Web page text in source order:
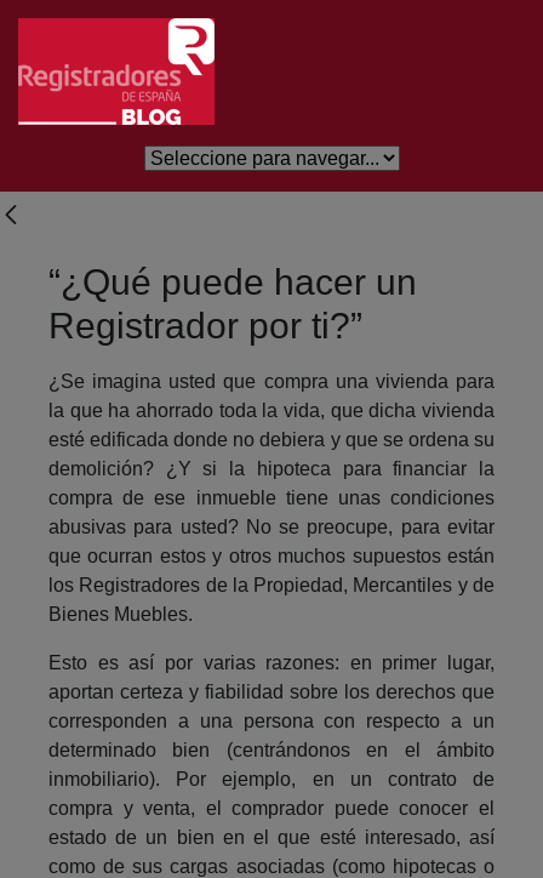
Eduki nagusira joan
“¿Qué puede hacer un
Registrador por ti?”
¿Se imagina usted que compra una vivienda para
la que ha ahorrado toda la vida, que dicha vivienda
esté edificada donde no debiera y que se ordena su
demolición? ¿Y si la hipoteca para financiar la
compra de ese inmueble tiene unas condiciones
abusivas para usted? No se preocupe, para evitar
que ocurran estos y otros muchos supuestos están
los Registradores de la Propiedad, Mercantiles y de
Bienes Muebles.
Esto es así por varias razones: en primer lugar,
aportan certeza y fiabilidad sobre los derechos que
corresponden a una persona con respecto a un
determinado bien (centrándonos en el ámbito
inmobiliario). Por ejemplo, en un contrato de
compra y venta, el comprador puede conocer el
estado de un bien en el que esté interesado, así
como de sus cargas asociadas (como hipotecas o